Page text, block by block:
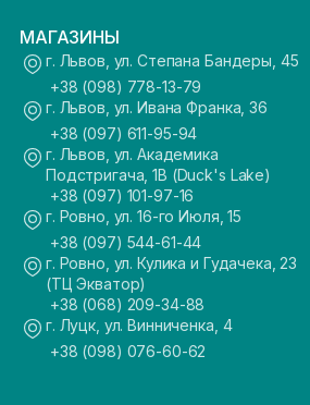
МАГАЗИНЫ
г. Львов, ул. Степана Бандеры, 45
+38 (098) 778-13-79
г. Львов, ул. Ивана Франка, 36
+38 (097) 611-95-94
г. Львов, ул. Академика
Подстригача, 1В (Duck's Lake)
+38 (097) 101-97-16
г. Ровно, ул. 16-го Июля, 15
+38 (097) 544-61-44
г. Ровно, ул. Кулика и Гудачека, 23
(ТЦ Экватор)
+38 (068) 209-34-88
г. Луцк, ул. Винниченка, 4
+38 (098) 076-60-62